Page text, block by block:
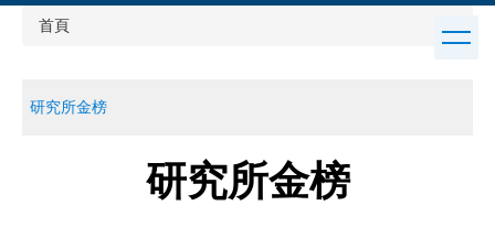
首頁
研究所金榜
研究所金榜